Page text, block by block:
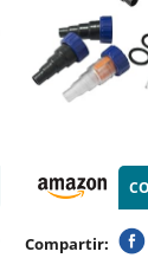
Compartir: